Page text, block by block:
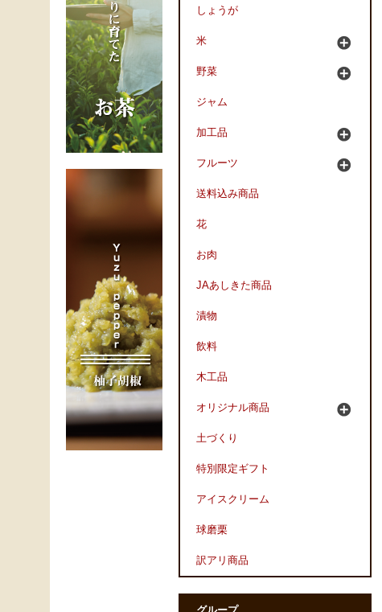
しょうが
米
野菜
ジャム
加工品
フルーツ
送料込み商品
花
お肉
JAあしきた商品
漬物
飲料
木工品
オリジナル商品
土づくり
特別限定ギフト
アイスクリーム
球磨栗
訳アリ商品